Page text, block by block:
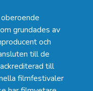
grundades av
och
till de
till
filmfestivaler